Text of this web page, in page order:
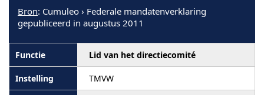
Bron: Cumuleo › Federale mandatenverklaring
gepubliceerd in augustus 2011
Lid van het directiecomité
TMVW